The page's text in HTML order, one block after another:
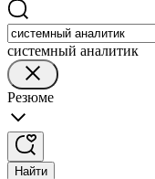
системный аналитик
Резюме
Найти